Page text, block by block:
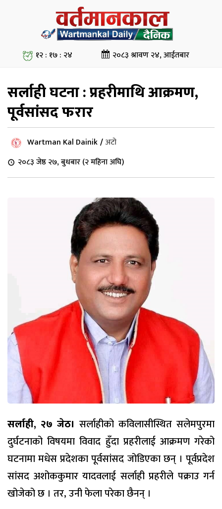
१२ : १७ : २५ २०८३ श्रावण २४, आईतबार
सर्लाही घटना : प्रहरीमाथि आक्रमण,
पूर्वसांसद फरार
Wartman Kal Dainik/अटो
२०८३ जेष्ठ २७, बुधबार (२ महिना अघि)
सर्लाही, २७ जेठ। सर्लाहीको कविलासीस्थित सलेमपुरमा
दुर्घटनाको विषयमा विवाद हुँदा प्रहरीलाई आक्रमण गरेको
घटनामा मधेस प्रदेशका पूर्वसांसद जोडिएका छन् । पूर्वप्रदेश
सांसद अशोककुमार यादवलाई सर्लाही प्रहरीले पक्राउ गर्न
खोजेको छ । तर, उनी फेला परेका छैनन् ।